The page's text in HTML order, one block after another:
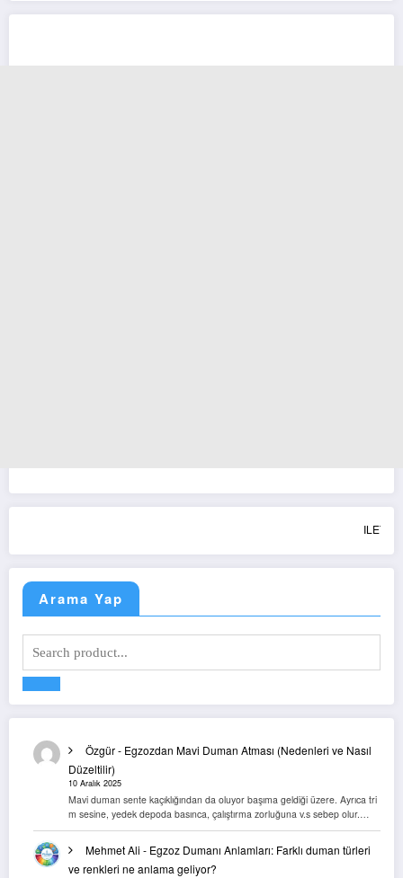
Arama Yap
Özgür- Egzozdan Mavi Duman Atması (Nedenleri ve Nasıl
Düzeltilir)
10 Aralık 2025
Mavi duman sente kaçıklığından da oluyor başıma geldiği üzere. Ayrıca tri
m sesine, yedek depoda basınca, çalıştırma zorluğuna v.s sebep olur.…
Mehmet Ali - Egzoz Dumanı Anlamları: Farklı duman türleri
ve renkleri ne anlama geliyor?